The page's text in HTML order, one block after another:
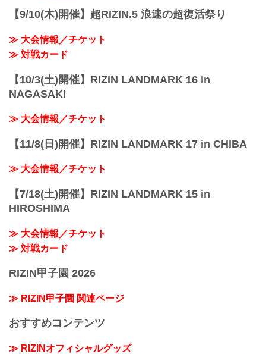
堀江圭功 vs. ...
【9/10(木)開催】超RIZIN.5 浪速の超復活祭り
≫ 大会情報／チケット
≫ 対戦カード
【10/3(土)開催】RIZIN LANDMARK 16 in
NAGASAKI
≫ 大会情報／チケット
【11/8(日)開催】RIZIN LANDMARK 17 in CHIBA
≫ 大会情報／チケット
【7/18(土)開催】RIZIN LANDMARK 15 in
HIROSHIMA
≫ 大会情報／チケット
≫ 対戦カード
RIZIN甲子園 2026
≫ RIZIN甲子園 関連ページ
おすすめコンテンツ
≫ RIZINオフィシャルグッズ